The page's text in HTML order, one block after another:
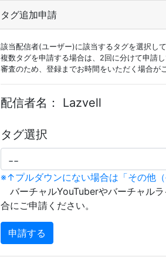
タグ追加申請
該当配信者(ユーザー)に該当するタグを選択し
複数タグを申請する場合は、2回に分けて申請
審査のため、登録までお時間をいただく場合が
配信者名： Lazvell
タグ選択
※↑プルダウンにない場合は「その他
バーチャルYouTuberやバーチャル
合にご申請ください。
申請する